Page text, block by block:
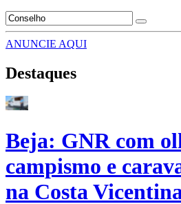
ANUNCIE AQUI
Destaques
Beja: GNR com
campismo e
na Costa